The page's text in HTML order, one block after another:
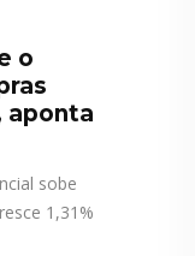
o
aponta
sobe
1,31%